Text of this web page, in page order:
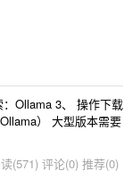
Ollama 3、 操作下载
） 大型版本需要
(571) 评论(0) 推荐(0)